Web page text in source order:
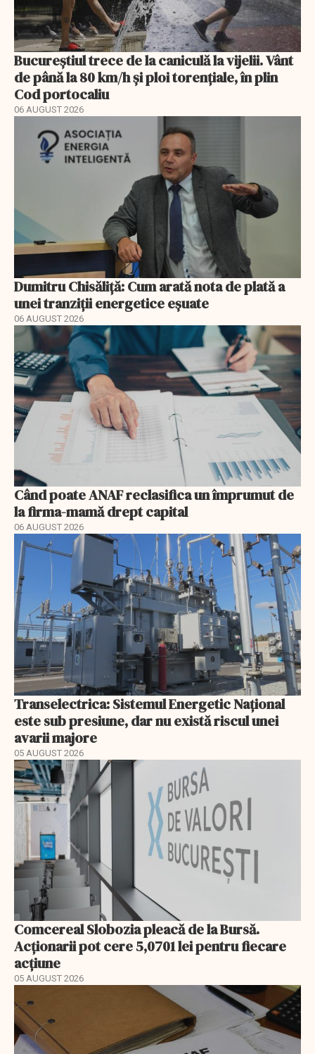
Bucureștiul trece de la caniculă la vijelii. Vânt
de până la 80 km/h și ploi torențiale, în plin
Cod portocaliu
06 AUGUST 2026
Dumitru Chisăliță: Cum arată nota de plată a
unei tranziții energetice eșuate
06 AUGUST 2026
Când poate ANAF reclasifica un împrumut de
la firma-mamă drept capital
06 AUGUST 2026
Transelectrica: Sistemul Energetic Național
este sub presiune, dar nu există riscul unei
avarii majore
05 AUGUST 2026
Comcereal Slobozia pleacă de la Bursă.
Acționarii pot cere 5,0701 lei pentru fiecare
acțiune
05 AUGUST 2026